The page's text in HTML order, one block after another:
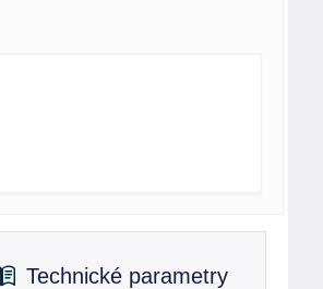
Technické parametry